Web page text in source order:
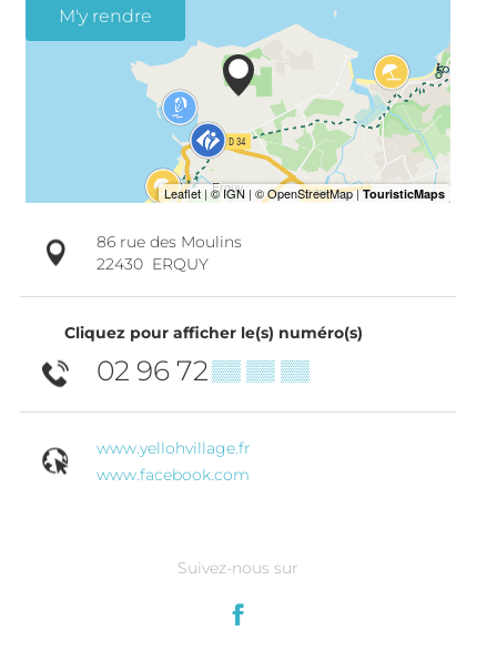
M'y rendre
86 rue des Moulins
22430 ERQUY
Cliquez pour afficher le(s) numéro(s)
02 96 72▒▒ ▒▒ ▒▒
www.yellohvillage.fr
www.facebook.com
Suivez-nous sur